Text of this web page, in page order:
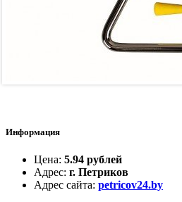
Информация
Цена: 5.94 рублей
Адрес: г. Петриков
Адрес сайта: petricov24.by